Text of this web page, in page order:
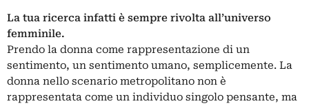
La tua ricerca infatti è sempre rivolta all’universo
femminile.
Prendo la donna come rappresentazione di un
sentimento, un sentimento umano, semplicemente. La
donna nello scenario metropolitano non è
rappresentata come un individuo singolo pensante, ma